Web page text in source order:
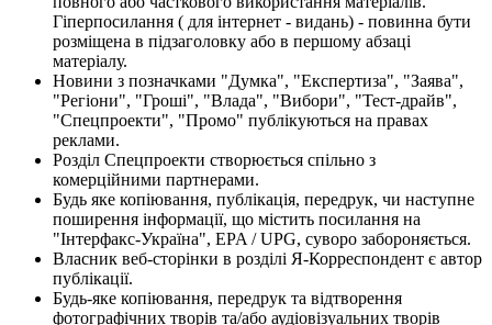
Гіперпосилання ( для інтернет - видань) - повинна бути
розміщена в підзаголовку або в першому абзаці
матеріалу.
Новини з позначками "Думка", "Експертиза", "Заява",
"Регіони", "Гроші", "Влада", "Вибори", "Тест-драйв",
"Спецпроекти", "Промо" публікуються на правах
реклами.
Розділ Спецпроекти створюється спільно з
комерційними партнерами.
Будь яке копіювання, публікація, передрук, чи наступне
поширення інформації, що містить посилання на
"Інтерфакс-Україна", EPA / UPG, суворо забороняється.
Власник веб-сторінки в розділі Я-Корреспондент є автор
публікації.
Будь-яке копіювання, передрук та відтворення
фотографічних творів та/або аудіовізуальних творів